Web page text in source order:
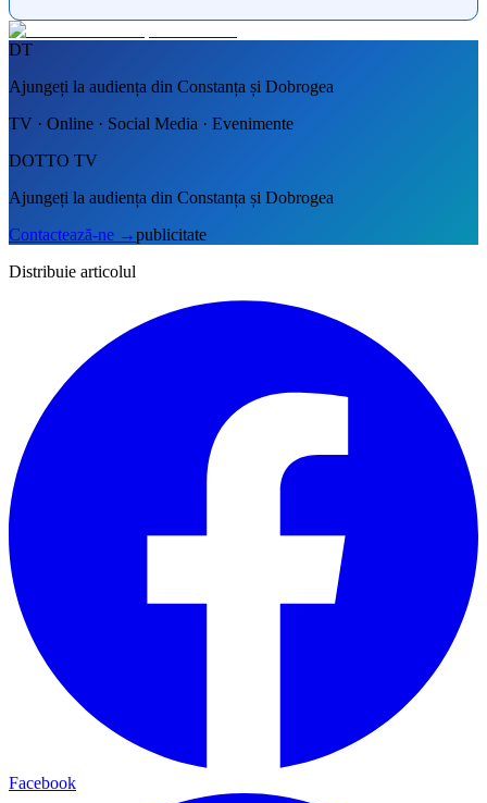
DT
Ajungeți la audiența din Constanța și Dobrogea
TV · Online · Social Media · Evenimente
DOTTO TV
Ajungeți la audiența din Constanța și Dobrogea
Contactează-ne →publicitate
Distribuie articolul
Facebook